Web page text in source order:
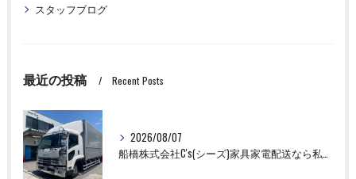
スタッフブログ
最近の投稿 Recent Posts
2026/08/07